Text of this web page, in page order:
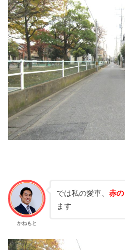
かねもと
では私の愛車、 赤
ます